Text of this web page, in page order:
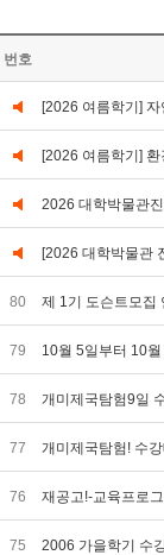
번호
[2026 여름학기]
[2026 여름학기]
2026 대학박물관
[2026 대학박물관
80 제 1기 도슨트모집
79 10월 5일부터 10
78 개미제국탐험9일
77 개미제국탐험! 수
76 재공고!-교육프로
75 2006 가을학기 수